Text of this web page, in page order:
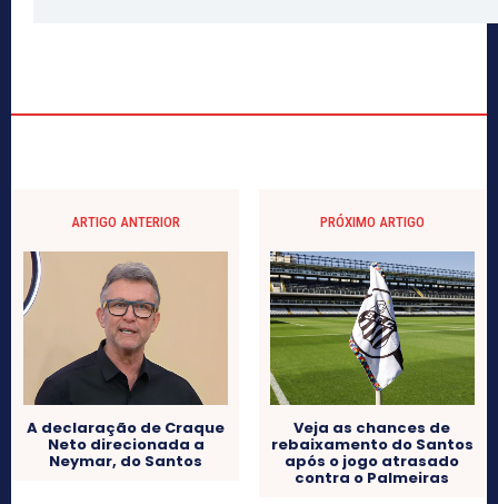
ARTIGO ANTERIOR
A declaração de Craque
Neto direcionada a
Neymar, do Santos
PRÓXIMO ARTIGO
Veja as chances de
rebaixamento do Santos
após o jogo atrasado
contra o Palmeiras